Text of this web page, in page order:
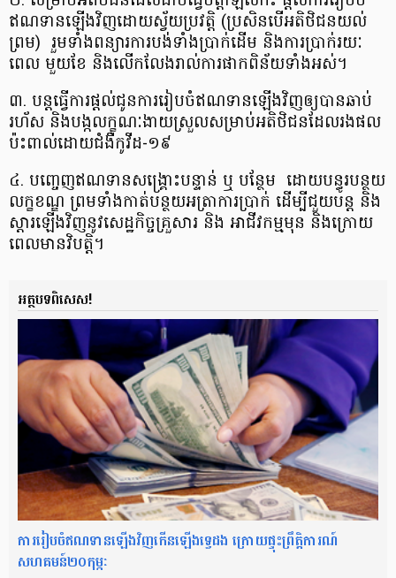
ឥណទាន​ឡើង​វិញ​ដោយ​ស្វ័យប្រវត្តិ (​ប្រសិនបើ​អតិថិជន​យល់
ព្រម​) រួម​ទាំង​ពន្យារ​ការ​បង់​ទាំង​ប្រាក់​ដើម និង​ការ​ប្រាក់​រយៈ
ពេល មួយ​ខែ និង​លើកលែង​រាល់​ការ​ផាកពិន័យ​ទាំងអស់​។
៣. បន្ត​ធ្វើការ​ផ្តល់​ជូន​ការ​រៀបចំ​ឥណទាន​ឡើង​វិញ​ឲ្យ​បាន​ឆាប់
រហ័ស និង​បង្ក​លក្ខណៈ​ងាយស្រួល​សម្រាប់​អតិថិជន​ដែល​រង​ផល​
ប៉ះពាល់​ដោយ​ជំងឺ​កូ​វី​ដ​-១៩
៤. បញ្ចេញ​ឥណទាន​សង្គ្រោះ​បន្ទាន់ ឬ បន្ថែម ដោយ​បន្ធូរបន្ថយ​
លក្ខខណ្ឌ ព្រមទាំង​កាត់​បន្ថយ​អត្រា​ការ​ប្រាក់ ដើម្បី​ជួយ​បន្ត និង
ស្តារ​ឡើង​វិញ​នូវ​សេដ្ឋកិច្ច​គ្រួសារ និង អាជីវកម្ម​មុន និង​ក្រោយ​
ពេល​មាន​វិបត្តិ​។
អត្ថបទពិសេស!
ការរៀបចំឥណទានឡើងវិញកើនឡើងទ្វេដង ក្រោយផ្ទុះព្រឹត្តិការណ៍
សហគមន៍២០កុម្ភៈ